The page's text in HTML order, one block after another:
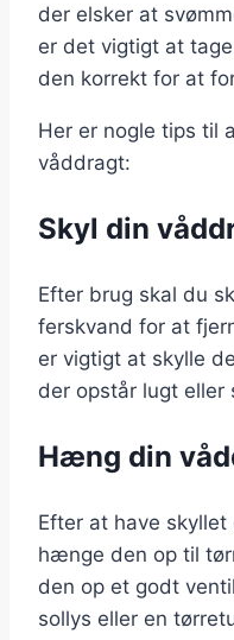
der elsker at
er det vigtigt at
den korrekt for at
Her er nogle tips til
våddragt:
Skyl din
Efter brug skal du
ferskvand for at
er vigtigt at skylle
der opstår lugt eller
Hæng din
Efter at have
hænge den op til
den op et godt
sollys eller en